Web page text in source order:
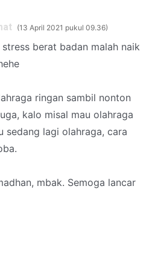
13 April 2021 pukul 09.36
berat badan malah naik
ringan sambil nonton
kalo misal mau olahraga
sedang lagi olahraga, cara
mbak. Semoga lancar